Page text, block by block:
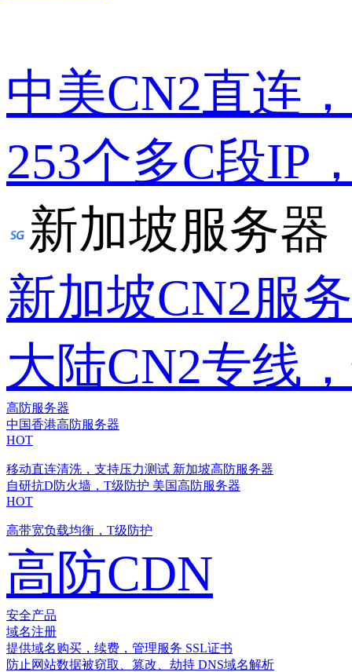
中美CN2直连
253个多C段IP
新加坡服务器
新加坡CN2服
大陆CN2专线
高防服务器
中国香港高防服务器
HOT
移动直连清洗，支持压力测试 新加坡高防服务器
自研抗D防火墙，T级防护 美国高防服务器
HOT
高带宽负载均衡，T级防护
高防CDN
安全产品
域名注册
提供域名购买，续费，管理服务 SSL证书
防止网站数据被窃取、篡改、劫持 DNS域名解析